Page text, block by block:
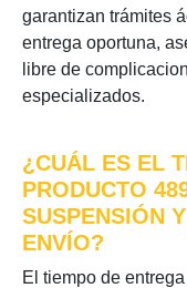
garantizan trámites
entrega oportuna,
libre de
especializados.
¿CUÁL ES EL
PRODUCTO
SUSPENSIÓN
ENVÍO?
El tiempo de